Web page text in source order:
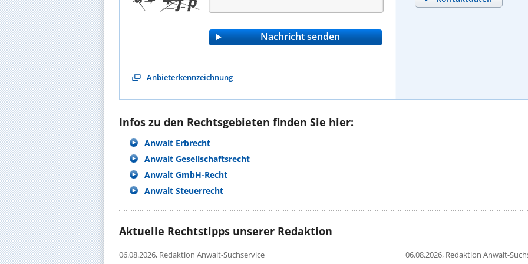
Anbieterkennzeichnung
Infos zu den Rechtsgebieten finden Sie hier:
Anwalt Erbrecht
Anwalt Gesellschaftsrecht
Anwalt GmbH-Recht
Anwalt Steuerrecht
Aktuelle Rechtstipps unserer Redaktion
06.08.2026, Redaktion Anwalt-Suchservice 06.08.2026,Redaktion Anwalt-